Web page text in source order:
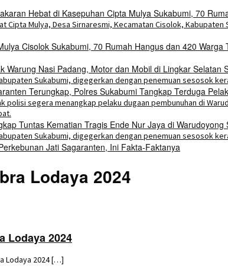
Hebat di Kasepuhan Cipta Mulya Sukabumi, 70
Cisolok Sukabumi, 70 Rumah Hangus dan 420 Warga
Warung Nasi Padang, Motor dan Mobil di Lingkar Selatan
Terungkap, Polres Sukabumi Tangkap Terduga
Tuntas Kematian Tragis Ende Nur Jaya di Warudoyong
Jati Sagaranten, Ini Fakta-Faktanya
Lodaya 2024
Lodaya 2024
Lodaya 2024 […]